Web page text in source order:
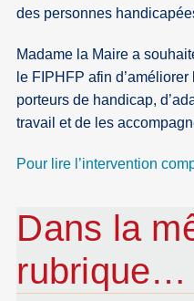
des personnes
Madame la Maire a
le FIPHFP afin
porteurs de handicap,
travail et de les
Pour lire l’intervention
Dans la
rubrique…